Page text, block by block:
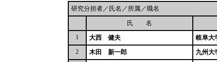
研究分担者／氏名／所属／職名
氏 名
1
大西 健夫
岐阜大
2
木田 新一郎
九州大